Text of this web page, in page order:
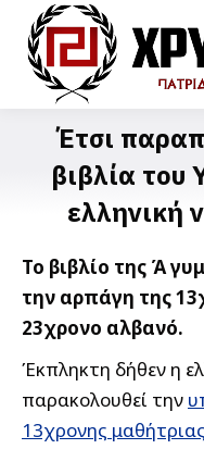
Έτσι
βιβλία του
ελληνική
Το βιβλίο της Ά
την αρπάγη της
23χρονο αλβανό.
Έκπληκτη δήθεν η
παρακολουθεί την
13χρονης